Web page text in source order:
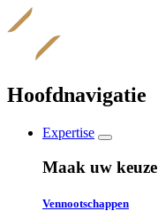
Overslaan
en
gaan
Hoofdnavigatie
Expertise
Maak uw keuze
Vennootschappen